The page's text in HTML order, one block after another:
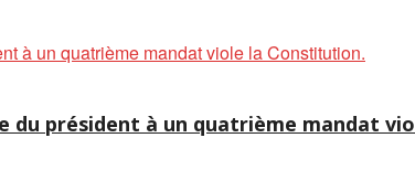
du président à un quatrième mandat